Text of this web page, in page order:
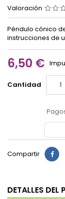
Valoración
Péndulo cónico
instrucciones de
6,50 €
Cantidad
Compartir
DETALLES DEL